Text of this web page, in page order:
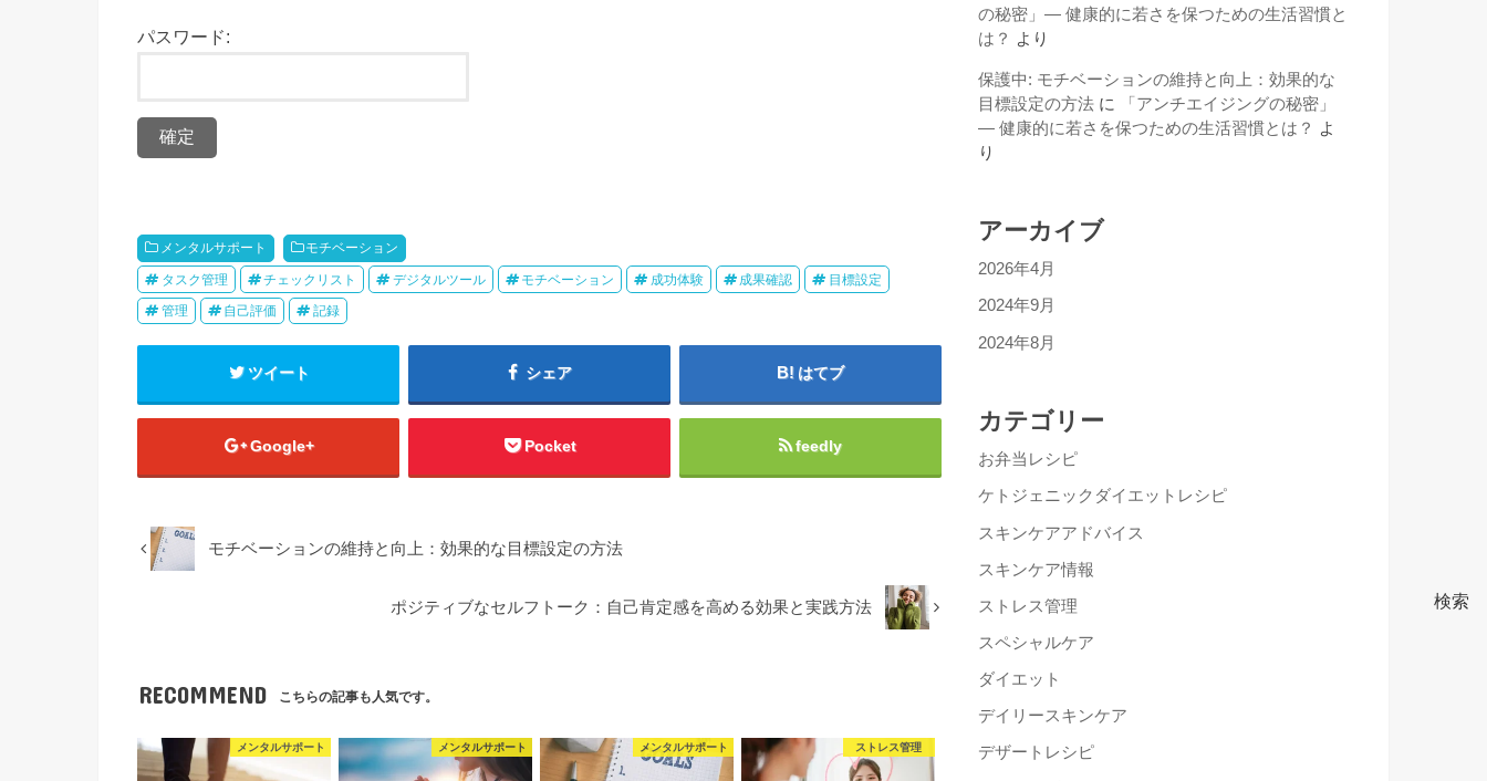
パスワード:
メンタルサポート モチベーション
タスク管理 チェックリスト デジタルツール モチベーション 成功体験 成果確認 目標設定
管理 自己評価 記録
ツイート シェア はてブ
Google+ Pocket feedly
モチベーションの維持と向上：効果的な目標設定の方法
ポジティブなセルフトーク：自己肯定感を高める効果と実践方法
RECOMMEND こちらの記事も人気です。
メンタルサポート メンタルサポート メンタルサポート ストレス管理
検索
の秘密」— 健康的に若さを保つための生活習慣と
は？
より
保護中: モチベーションの維持と向上：効果的な
目標設定の方法 に
「アンチエイジングの秘密」
— 健康的に若さを保つための生活習慣とは？
よ
り
アーカイブ
2026年4月
2024年9月
2024年8月
カテゴリー
お弁当レシピ
ケトジェニックダイエットレシピ
スキンケアアドバイス
スキンケア情報
ストレス管理
スペシャルケア
ダイエット
デイリースキンケア
デザートレシピ